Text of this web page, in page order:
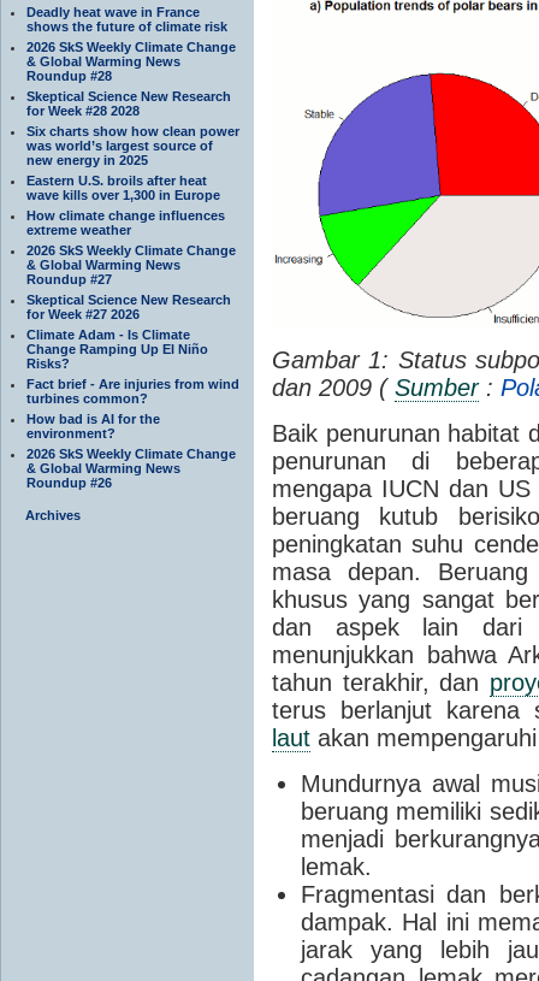
Deadly heat wave in France
shows the future of climate risk
2026 SkS Weekly Climate Change
& Global Warming News
Roundup #28
Skeptical Science New Research
for Week #28 2028
Six charts show how clean power
was world’s largest source of
new energy in 2025
Eastern U.S. broils after heat
wave kills over 1,300 in Europe
How climate change influences
extreme weather
2026 SkS Weekly Climate Change
& Global Warming News
Roundup #27
Skeptical Science New Research
for Week #27 2026
Climate Adam - Is Climate
Change Ramping Up El Niño
Risks?
Fact brief - Are injuries from wind
turbines common?
How bad is AI for the
environment?
2026 SkS Weekly Climate Change
& Global Warming News
Roundup #26
Archives
Gambar 1: Status
dan 2009 ( Sumber:
Baik penurunan habitat
penurunan di
mengapa IUCN dan
beruang kutub
peningkatan suhu
masa depan.
khusus yang sangat
dan aspek lain dari
menunjukkan bahwa
tahun terakhir, dan
terus berlanjut karena
laut akan
Mundurnya awal
beruang memiliki
menjadi
lemak.
Fragmentasi dan
dampak. Hal ini
jarak yang lebih